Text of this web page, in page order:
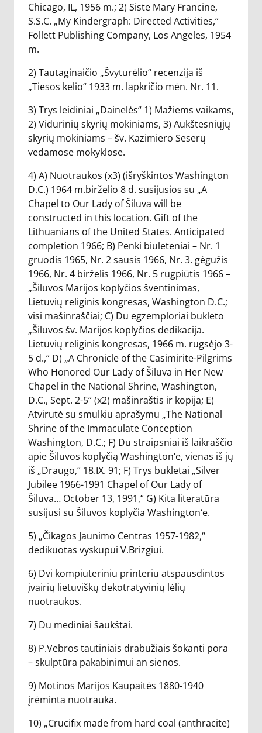
Chicago, IL, 1956 m.; 2) Siste Mary Francine,
S.S.C. „My Kindergraph: Directed Activities,“
Follett Publishing Company, Los Angeles, 1954
m.
2) Tautaginaičio „Švyturėlio“ recenzija iš
„Tiesos kelio“ 1933 m. lapkričio mėn. Nr. 11.
3) Trys leidiniai „Dainelės“ 1) Mažiems vaikams,
2) Vidurinių skyrių mokiniams, 3) Aukštesniųjų
skyrių mokiniams – šv. Kazimiero Seserų
vedamose mokyklose.
4) A) Nuotraukos (x3) (išryškintos Washington
D.C.) 1964 m.birželio 8 d. susijusios su „A
Chapel to Our Lady of Šiluva will be
constructed in this location. Gift of the
Lithuanians of the United States. Anticipated
completion 1966; B) Penki biuleteniai – Nr. 1
gruodis 1965, Nr. 2 sausis 1966, Nr. 3. gėgužis
1966, Nr. 4 birželis 1966, Nr. 5 rugpiūtis 1966 –
„Šiluvos Marijos koplyčios šventinimas,
Lietuvių religinis kongresas, Washington D.C.;
visi mašinraščiai; C) Du egzemploriai bukleto
„Šiluvos šv. Marijos koplyčios dedikacija.
Lietuvių religinis kongresas, 1966 m. rugsėjo 3-
5 d.,“ D) „A Chronicle of the Casimirite-Pilgrims
Who Honored Our Lady of Šiluva in Her New
Chapel in the National Shrine, Washington,
D.C., Sept. 2-5“ (x2) mašinraštis ir kopija; E)
Atvirutė su smulkiu aprašymu „The National
Shrine of the Immaculate Conception
Washington, D.C.; F) Du straipsniai iš laikraščio
apie Šiluvos koplyčią Washington‘e, vienas iš jų
iš „Draugo,“ 18.IX. 91; F) Trys bukletai „Silver
Jubilee 1966-1991 Chapel of Our Lady of
Šiluva… October 13, 1991,“ G) Kita literatūra
susijusi su Šiluvos koplyčia Washington‘e.
5) „Čikagos Jaunimo Centras 1957-1982,“
dedikuotas vyskupui V.Brizgiui.
6) Dvi kompiuteriniu printeriu atspausdintos
įvairių lietuviškų dekotratyvinių lėlių
nuotraukos.
7) Du mediniai šaukštai.
8) P.Vebros tautiniais drabužiais šokanti pora
– skulptūra pakabinimui an sienos.
9) Motinos Marijos Kaupaitės 1880-1940
įrėminta nuotrauka.
10) „Crucifix made from hard coal (anthracite)